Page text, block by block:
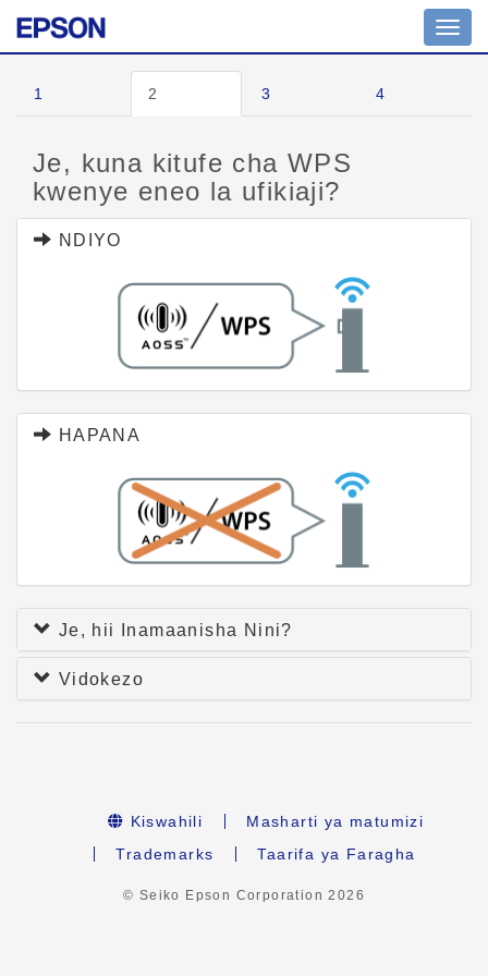
1 2 3 4
Je, kuna kitufe cha WPS
kwenye eneo la ufikiaji?
NDIYO
HAPANA
Je, hii Inamaanisha Nini?
Vidokezo
Kiswahili
Masharti ya matumizi
Trademarks
Taarifa ya Faragha
© Seiko Epson Corporation2026